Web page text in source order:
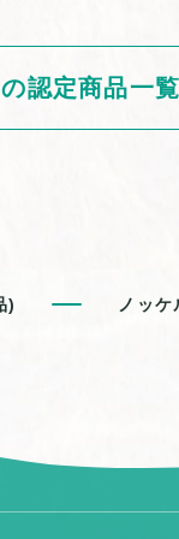
認定商品一覧
) ノッケ